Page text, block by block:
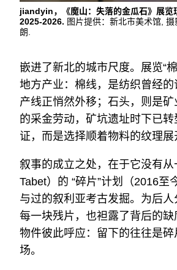
jiandyin，《魔山：失落的金瓜石》展览
2025-2026. 图片提供：新北市美术馆,
朗.
嵌进了新北的城市尺度。展览“
地方产业：棉线，是纺织曾经
产线正悄然外移；石头，则是
的采金劳动，矿坑遗址时下已
证，而是选择顺着物料的纹理
叙事的成立之处，在于它没有
Tabet）的 “碎片”计划（2016
与过的叙利亚考古发掘。为后
每一块残片，也袒露了背后的
物件彼此呼应：留下的往往是
场。